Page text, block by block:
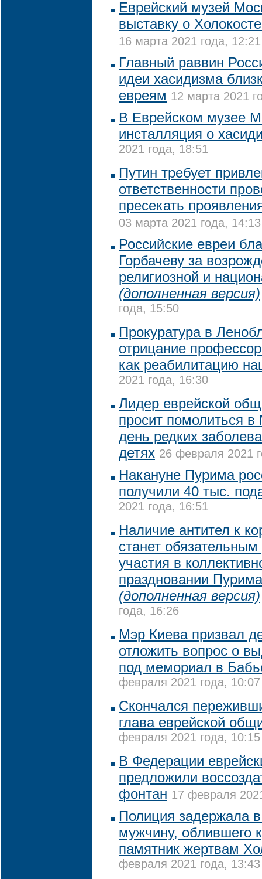
Еврейский музей
выставку о
16 марта 2021 года, 12:21
Главный раввин
идеи хасидизма
евреям 12 марта 2021
В Еврейском музее
инсталляция о
2021 года, 18:51
Путин требует
ответственности
пресекать
03 марта 2021 года, 14:13
Российские евреи
Горбачеву за
религиозной и
(дополненная версия)
года, 15:50
Прокуратура в
отрицание
как реабилитацию
2021 года, 16:30
Лидер еврейской
просит помолиться
день редких
детях 26 февраля 2021
Накануне Пурима
получили 40 тыс.
2021 года, 16:51
Наличие антител к
станет
участия в
праздновании
(дополненная версия)
года, 16:26
Мэр Киева призвал
отложить вопрос о
под мемориал в
февраля 2021 года, 10:07
Скончался
глава еврейской
февраля 2021 года, 10:15
В Федерации
предложили
фонтан 17 февраля
Полиция задержала
мужчину, облившего
памятник жертвам
февраля 2021 года, 13:43